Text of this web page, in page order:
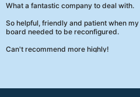
What a fantastic company to deal with.
So helpful, friendly and patient when
board needed to be reconfigured.
Can't recommend more highly!